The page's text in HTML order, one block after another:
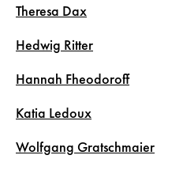
Theresa Dax
Hedwig Ritter
Hannah Fheodoroff
Katia Ledoux
Wolfgang Gratschmaier